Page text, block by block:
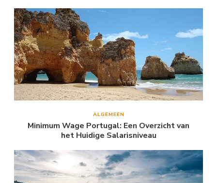
ALGEMEEN
Minimum Wage Portugal: Een Overzicht van
het Huidige Salarisniveau